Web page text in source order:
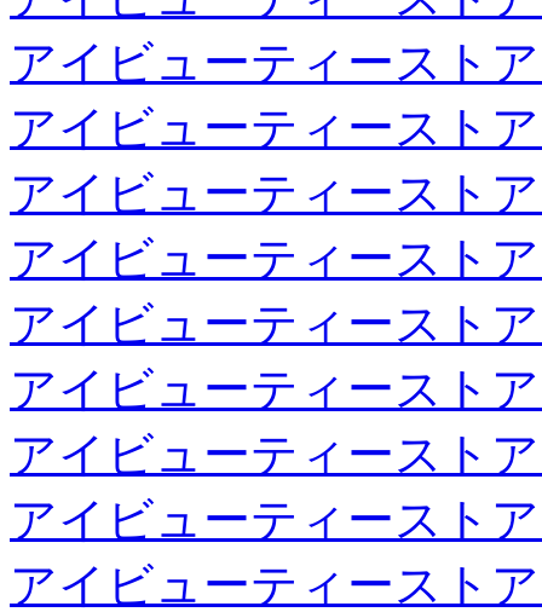
アイビューティースト
アイビューティースト
アイビューティースト
アイビューティースト
アイビューティースト
アイビューティースト
アイビューティースト
アイビューティースト
アイビューティースト